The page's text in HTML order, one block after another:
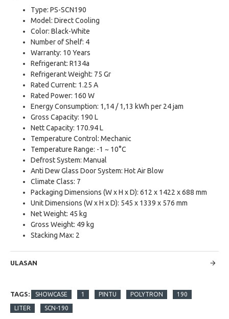
Type: PS-SCN190
Model: Direct Cooling
Color: Black-White
Number of Shelf: 4
Warranty: 10 Years
Refrigerant: R134a
Refrigerant Weight: 75 Gr
Rated Current: 1.25 A
Rated Power: 160 W
Energy Consumption: 1,14 / 1,13 kWh per 24 jam
Gross Capacity: 190 L
Nett Capacity: 170.94 L
Temperature Control: Mechanic
Temperature Range: -1 ~ 10°C
Defrost System: Manual
Anti Dew Glass Door System: Hot Air Blow
Climate Class: 7
Packaging Dimensions (W x H x D): 612 x 1422 x 688 mm
Unit Dimensions (W x H x D): 545 x 1339 x 576 mm
Net Weight: 45 kg
Gross Weight: 49 kg
Stacking Max: 2
ULASAN
TAGS: SHOWCASE 1 PINTU POLYTRON 190
LITER SCN-190